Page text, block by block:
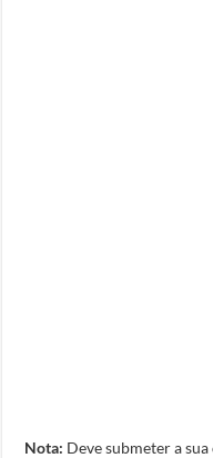
Nota: Deve submeter a